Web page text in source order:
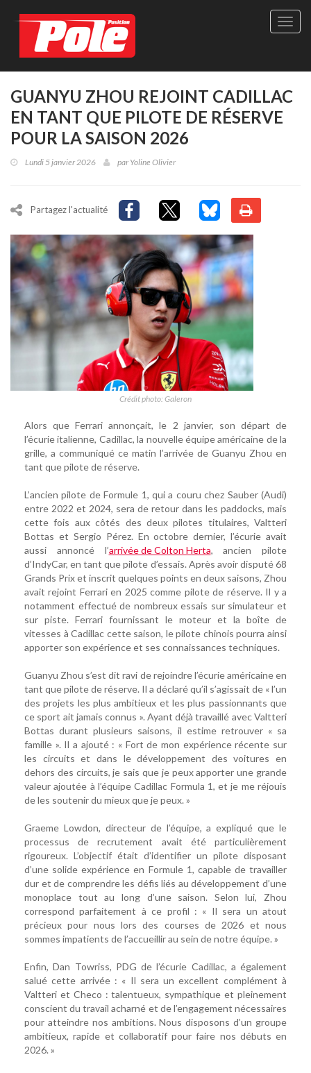
Site
-
GUANYU ZHOU REJOINT CADILLAC
EN TANT QUE PILOTE DE RÉSERVE
POUR LA SAISON 2026
Lundi 5 janvier 2026 par Yoline Olivier
Partagez l'actualité
Crédit photo: Galeron
Alors que Ferrari annonçait, le 2 janvier, son départ de
l’écurie italienne, Cadillac, la nouvelle équipe américaine de la
grille, a communiqué ce matin l’arrivée de Guanyu Zhou en
tant que pilote de réserve.
L’ancien pilote de Formule 1, qui a couru chez Sauber (Audi)
entre 2022 et 2024, sera de retour dans les paddocks, mais
cette fois aux côtés des deux pilotes titulaires, Valtteri
Bottas et Sergio Pérez. En octobre dernier, l’écurie avait
aussi annoncé l’arrivée de Colton Herta, ancien pilote
d’IndyCar, en tant que pilote d’essais. Après avoir disputé 68
Grands Prix et inscrit quelques points en deux saisons, Zhou
avait rejoint Ferrari en 2025 comme pilote de réserve. Il y a
notamment effectué de nombreux essais sur simulateur et
sur piste. Ferrari fournissant le moteur et la boîte de
vitesses à Cadillac cette saison, le pilote chinois pourra ainsi
apporter son expérience et ses connaissances techniques.
Guanyu Zhou s’est dit ravi de rejoindre l’écurie américaine en
tant que pilote de réserve. Il a déclaré qu’il s’agissait de « l’un
des projets les plus ambitieux et les plus passionnants que
ce sport ait jamais connus ». Ayant déjà travaillé avec Valtteri
Bottas durant plusieurs saisons, il estime retrouver « sa
famille ». Il a ajouté : « Fort de mon expérience récente sur
les circuits et dans le développement des voitures en
dehors des circuits, je sais que je peux apporter une grande
valeur ajoutée à l’équipe Cadillac Formula 1, et je me réjouis
de les soutenir du mieux que je peux. »
Graeme Lowdon, directeur de l’équipe, a expliqué que le
processus de recrutement avait été particulièrement
rigoureux. L’objectif était d’identifier un pilote disposant
d’une solide expérience en Formule 1, capable de travailler
dur et de comprendre les défis liés au développement d’une
monoplace tout au long d’une saison. Selon lui, Zhou
correspond parfaitement à ce profil : « Il sera un atout
précieux pour nous lors des courses de 2026 et nous
sommes impatients de l’accueillir au sein de notre équipe. »
Enfin, Dan Towriss, PDG de l’écurie Cadillac, a également
salué cette arrivée : « Il sera un excellent complément à
Valtteri et Checo : talentueux, sympathique et pleinement
conscient du travail acharné et de l’engagement nécessaires
pour atteindre nos ambitions. Nous disposons d’un groupe
ambitieux, rapide et collaboratif pour faire nos débuts en
2026. »